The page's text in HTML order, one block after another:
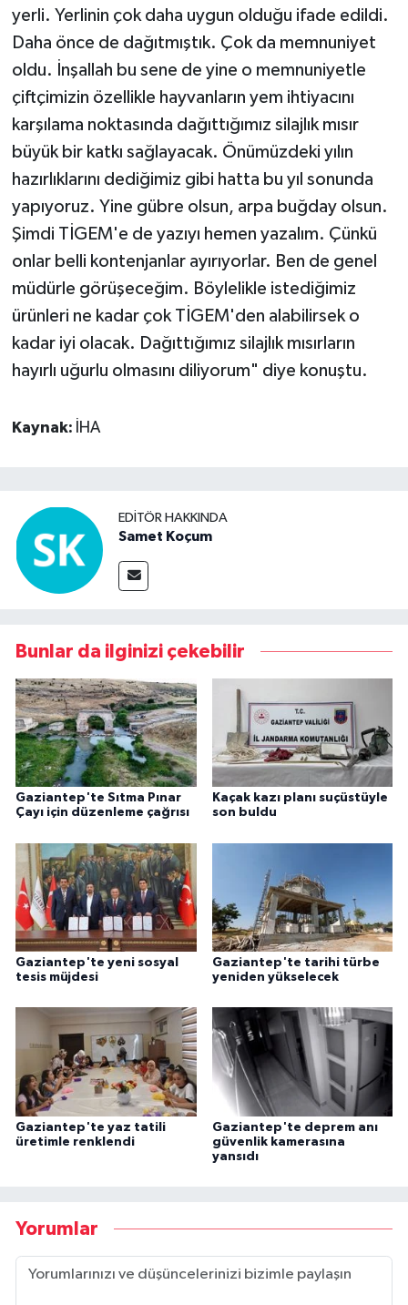
yerli. Yerlinin çok daha uygun olduğu ifade edildi.
Daha önce de dağıtmıştık. Çok da memnuniyet
oldu. İnşallah bu sene de yine o memnuniyetle
çiftçimizin özellikle hayvanların yem ihtiyacını
karşılama noktasında dağıttığımız silajlık mısır
büyük bir katkı sağlayacak. Önümüzdeki yılın
hazırlıklarını dediğimiz gibi hatta bu yıl sonunda
yapıyoruz. Yine gübre olsun, arpa buğday olsun.
Şimdi TİGEM'e de yazıyı hemen yazalım. Çünkü
onlar belli kontenjanlar ayırıyorlar. Ben de genel
müdürle görüşeceğim. Böylelikle istediğimiz
ürünleri ne kadar çok TİGEM'den alabilirsek o
kadar iyi olacak. Dağıttığımız silajlık mısırların
hayırlı uğurlu olmasını diliyorum" diye konuştu.
Kaynak: İHA
EDITÖR HAKKINDA
Samet Koçum
Bunlar da ilginizi çekebilir
Gaziantep'te Sıtma Pınar
Çayı için düzenleme çağrısı
Kaçak kazı planı suçüstüyle
son buldu
Gaziantep'te yeni sosyal
tesis müjdesi
Gaziantep'te tarihi türbe
yeniden yükselecek
Gaziantep'te yaz tatili
üretimle renklendi
Gaziantep'te deprem anı
güvenlik kamerasına
yansıdı
Yorumlar